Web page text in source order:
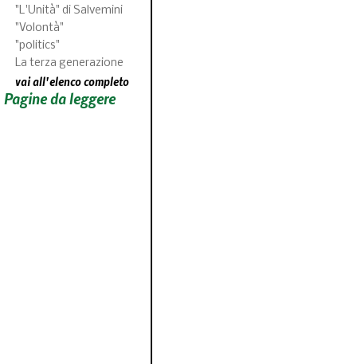
"L'Unità" di Salvemini
"Volontà"
"politics"
La terza generazione
vai all'elenco completo
Pagine da leggere